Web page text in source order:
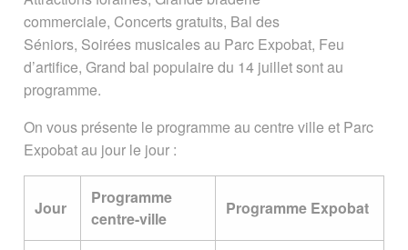
commerciale, Concerts gratuits, Bal des
Séniors, Soirées musicales au Parc Expobat, Feu
d’artifice, Grand bal populaire du 14 juillet sont au
programme.
On vous présente le programme au centre ville et Parc
Expobat au jour le jour :
Jour
Programme
centre-ville
Programme Expobat